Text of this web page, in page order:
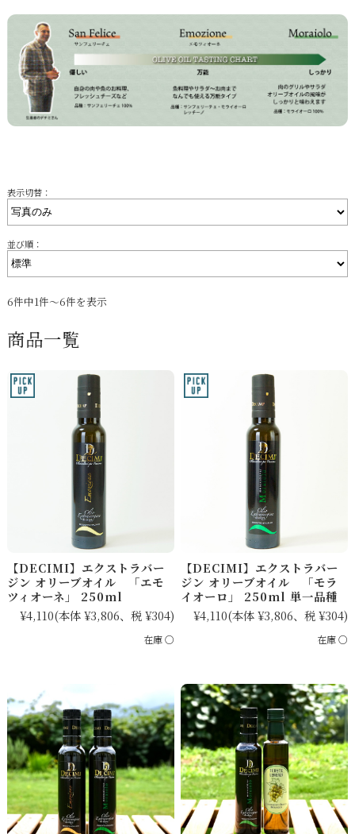
表示切替：
並び順：
6件中1件～6件を表示
商品一覧
【DECIMI】エクストラバー
ジン オリーブオイル 「エモ
ツィオーネ」 250ml
¥4,110(本体 ¥3,806、税 ¥304)
在庫 ○
【DECIMI】エクストラバー
ジン オリーブオイル 「モラ
イオーロ」 250ml 単一品種
¥4,110(本体 ¥3,806、税 ¥304)
在庫 ○